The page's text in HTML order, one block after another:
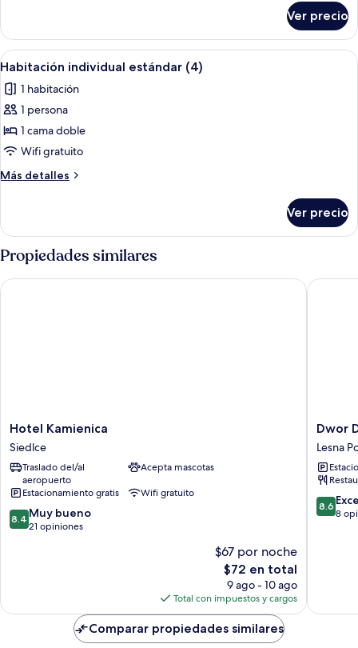
Confort
(1)
Ver precio
Abrir
todas
las
fotos
de
Habitación
individual
estándar
Escritorio, cortinas blackout y tabla
2
Habitación individual estándar (4)
1 habitación
1 persona
1 cama doble
Wifi gratuito
Más detalles
Más
individual
estándar
(4)
Ver precio
Propiedades similares
Hotel
Kamienica
Siedlce
Hotel Kamienica
Siedlce
Traslado del/al
aeropuerto
Acepta mascotas
Estacionamiento gratis
Wifi gratuito
8.4
de
8.4 Muy bueno
21 opiniones
$67 por noche
El
precio
actual
es
de
$72
$72 en total
9 ago - 10 ago
Total con impuestos y cargos
Hotel Kamienica
Dwor
Lesna
Dwor
Lesna
8.6
de
8.6
8
Dwor
Comparar propiedades similares